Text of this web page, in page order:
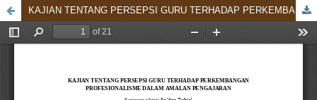
KAJIAN TENTANG PERSEPSI GURU TERHADAP PERKEMBANGAN PROFESIONALISME DALAM AMALAN PENGAJARAN